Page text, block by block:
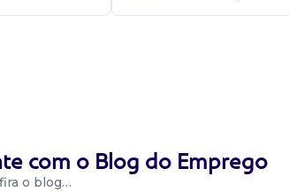
com o Blog do Emprego
o blog…